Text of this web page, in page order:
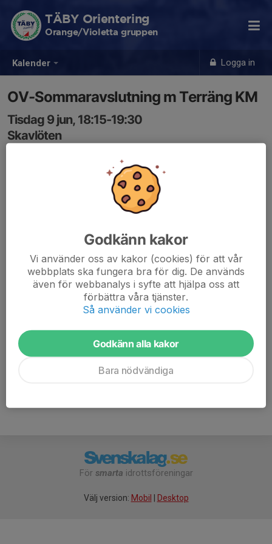
Kalender Logga in
TÄBY Orientering
Orange/Violetta gruppen
OV-Sommaravslutning m Terräng KM
Tisdag 9 jun, 18:15-19:30
Skavlöten
Det här är sista tisdagen innan sommaruppehållet.
på en välförtjänt glass.
Tag med löparskor och SI-pinne.
Ta med ombyte så du kan duscha och bada bastu eller
kanske t o m bada i sjön efter träningen.
Tisdagsträningarna startar den 11 aug igen.
För smarta idrottsföreningar
Välj version: Mobil Desktop
Godkänn kakor
Vi använder oss av kakor (cookies) för att vår
webbplats ska fungera bra för dig. De används
även för webbanalys i syfte att hjälpa oss att
förbättra våra tjänster.
Så använder vi cookies
Godkänn alla kakor
Bara nödvändiga